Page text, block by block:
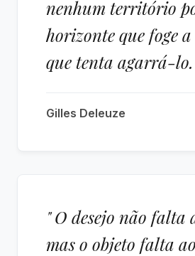
nenhum território
horizonte que foge
que tenta agarrá-
Gilles Deleuze
" O desejo não falta
mas o objeto falta